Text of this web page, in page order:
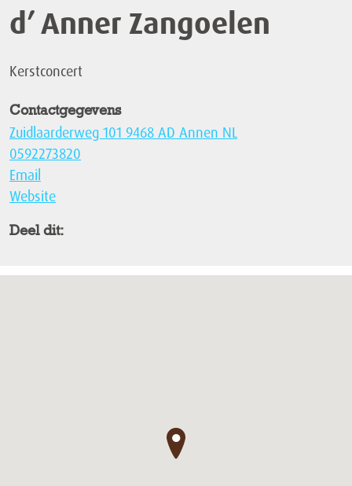
d’ Anner Zangoelen
Kerstconcert
Contactgegevens
Zuidlaarderweg 101 9468 AD Annen NL
0592273820
Email
Website
Deel dit:
●